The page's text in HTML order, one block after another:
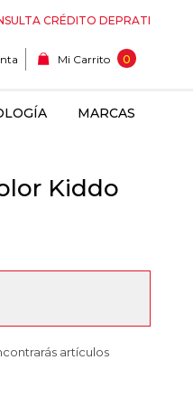
CRÉDITO DEPRATI
Mi Carrito 0
MARCAS
Kiddo
artículos